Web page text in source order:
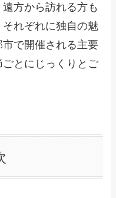
方から訪れる方も
れぞれに独自の魅
で開催される主要
とにじっくりとご